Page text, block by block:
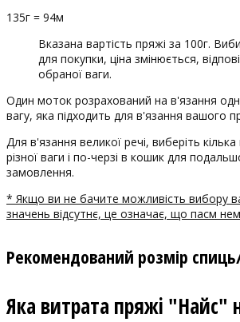
135г = 94м
Вказана вартість пряжі за 100г.
для покупки, ціна змінюється,
обраної ваги.
Один моток розрахований на в'язання
вагу, яка підходить для в'язання вашого
Для в'язання великої речі, виберіть
різної ваги і по-черзі в кошик для
замовлення.
* Якщо ви не бачите можливість вибору
значень відсутнє, це означає, що пасм
Рекомендований розмір
Яка витрата пряжі "Найс"